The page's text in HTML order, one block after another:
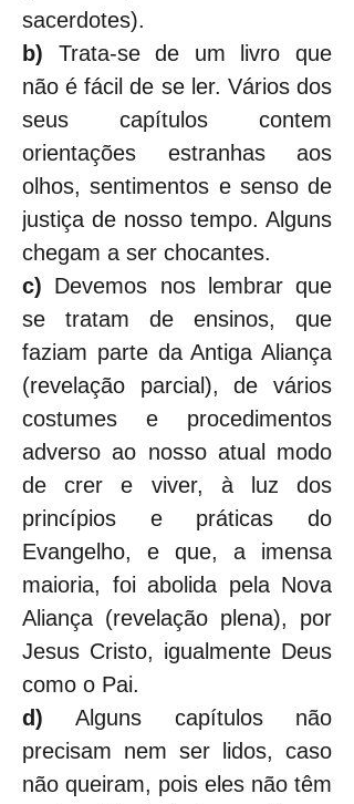
sacerdotes).
b) Trata-se de um livro que
não é fácil de se ler. Vários dos
seus capítulos contem
orientações estranhas aos
olhos, sentimentos e senso de
justiça de nosso tempo. Alguns
chegam a ser chocantes.
c) Devemos nos lembrar que
se tratam de ensinos, que
faziam parte da Antiga Aliança
(revelação parcial), de vários
costumes e procedimentos
adverso ao nosso atual modo
de crer e viver, à luz dos
princípios e práticas do
Evangelho, e que, a imensa
maioria, foi abolida pela Nova
Aliança (revelação plena), por
Jesus Cristo, igualmente Deus
como o Pai.
d) Alguns capítulos não
precisam nem ser lidos, caso
não queiram, pois eles não têm